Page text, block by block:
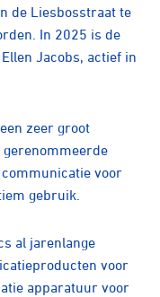
de Liesbosstraat te
In 2025 is de
Jacobs, actief in
zeer groot
voor
gebruik.
al jarenlange
voor
apparatuur voor
gear